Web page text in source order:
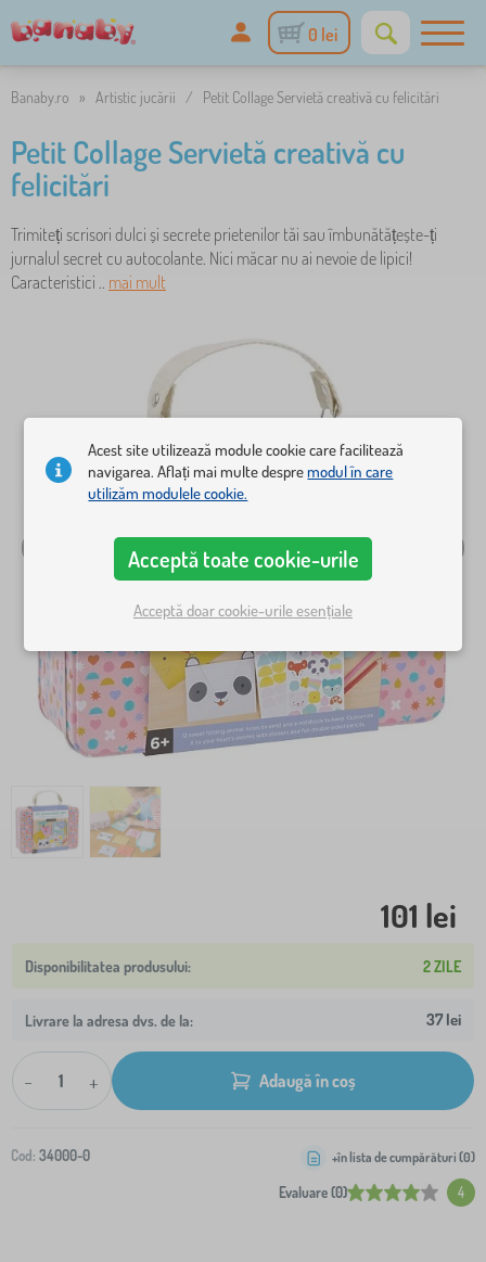
0 lei
Banaby.ro » Artistic jucării / Petit Collage Servietă creativă cu felicitări
Petit Collage Servietă creativă cu
felicitări
Trimiteți scrisori dulci și secrete prietenilor tăi sau îmbunătățește-ți
jurnalul secret cu autocolante. Nici măcar nu ai nevoie de lipici!
Caracteristici .. mai mult
101 lei
2 ZILE
Livrare la adresa dvs. de la: 37 lei
- + Adaugă în coș
Cod: 34000-0
Evaluare (0) 4
+în lista de cumpărături (0)
Acest site utilizează module cookie care facilitează
navigarea. Aflați mai multe despremodul în care
utilizăm modulele cookie.
Acceptă toate cookie-urile
Acceptă doar cookie-urile esențiale